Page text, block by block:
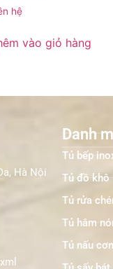
hệ
vào giỏ hàng
Hà Nội
Danh
Tủ bếp
Tủ đồ khô
Tủ rửa
Tủ hâm
Tủ nấu